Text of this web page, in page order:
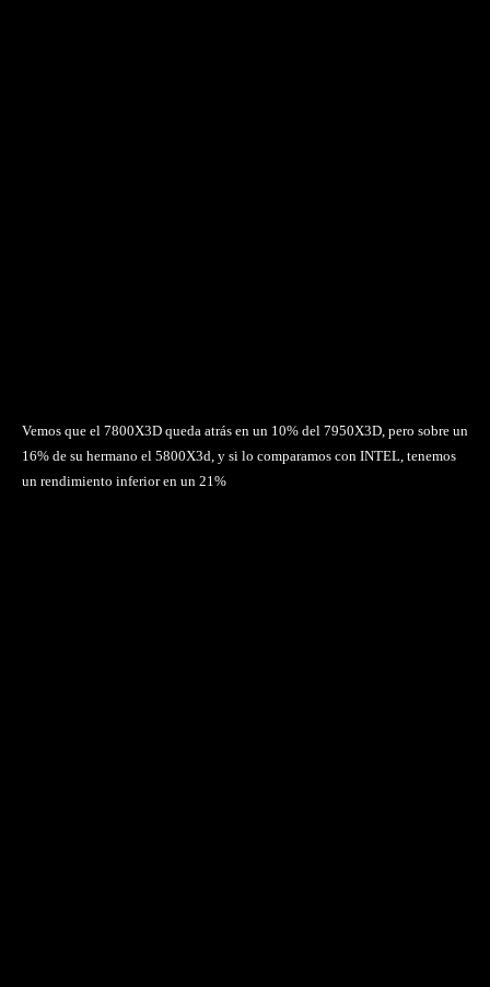
Vemos que el 7800X3D queda atrás en un 10% del 7950X3D, pero sobre un
16% de su hermano el 5800X3d, y si lo comparamos con INTEL, tenemos
un rendimiento inferior en un 21%